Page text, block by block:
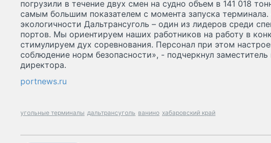
погрузили в течение двух смен на судно объем в 141 018
самым большим показателем с момента запуска
экологичности Дальтрансуголь – один из лидеров среди
портов. Мы ориентируем наших работников на работу в
стимулируем дух соревнования. Персонал при этом
соблюдение норм безопасности», - подчеркнул заместитель
директора.
portnews.ru
угольные терминалы дальтрансуголь ванино хабаровский край